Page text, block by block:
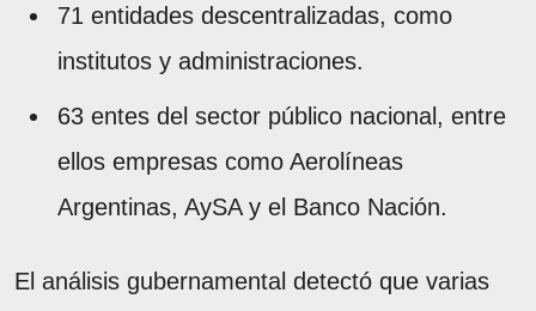
71 entidades descentralizadas, como
institutos y administraciones.
63 entes del sector público nacional, entre
ellos empresas como Aerolíneas
Argentinas, AySA y el Banco Nación.
El análisis gubernamental detectó que varias